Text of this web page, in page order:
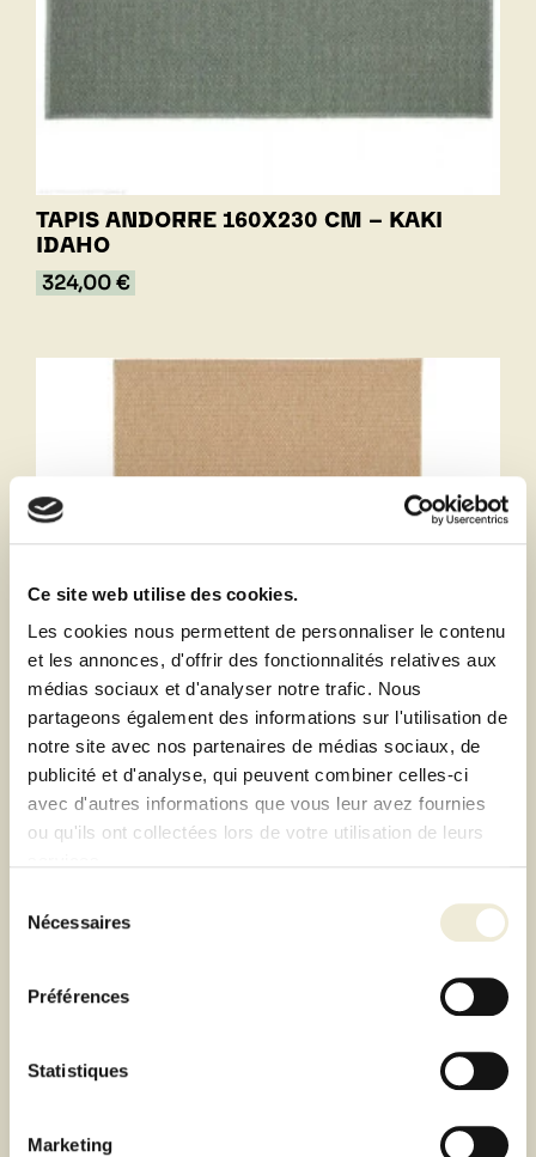
Ce site web utilise des cookies.
Les cookies nous permettent de personnaliser le contenu
et les annonces, d'offrir des fonctionnalités relatives aux
médias sociaux et d'analyser notre trafic. Nous
partageons également des informations sur l'utilisation de
notre site avec nos partenaires de médias sociaux, de
publicité et d'analyse, qui peuvent combiner celles-ci
avec d'autres informations que vous leur avez fournies
ou qu'ils ont collectées lors de votre utilisation de leurs
Nécessaires
Préférences
Statistiques
Marketing
TAPIS ANDORRE 160X230 CM - KAKI
IDAHO
324,00 €
TAPIS DHAKA 160X230 CM - IDAHO